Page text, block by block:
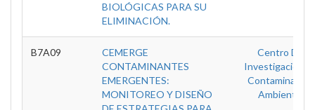
BIOLÓGICAS PARA SU
ELIMINACIÓN.
B7A09
CEMERGE
CONTAMINANTES
EMERGENTES:
MONITOREO Y DISEÑO
Centro De
Investigación
Contaminacion
Ambiental